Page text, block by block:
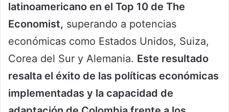
latinoamericano en el Top 10 de The
Economist, superando a potencias
económicas como Estados Unidos, Suiza,
Corea del Sur y Alemania. Este resultado
resalta el éxito de las políticas económicas
implementadas y la capacidad de